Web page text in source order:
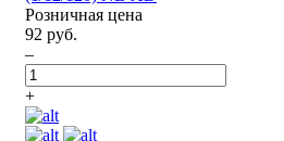
Розничная цена
92 руб.
–
+